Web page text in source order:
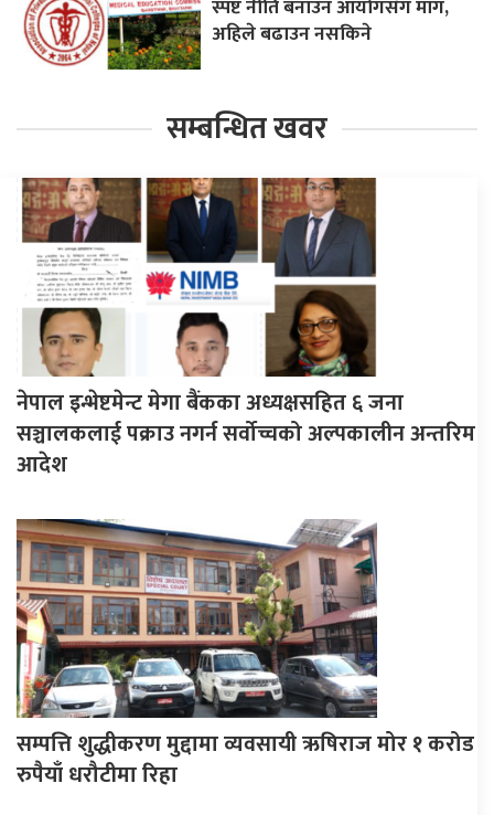
स्पष्ट नीति बनाउन आयोगसँग माग,
अहिले बढाउन नसकिने
सम्बन्धित खवर
नेपाल इन्भेष्टमेन्ट मेगा बैंकका अध्यक्षसहित ६ जना
सञ्चालकलाई पक्राउ नगर्न सर्वोच्चको अल्पकालीन अन्तरिम
आदेश
सम्पत्ति शुद्धीकरण मुद्दामा व्यवसायी ऋषिराज मोर १ करोड
रुपैयाँ धरौटीमा रिहा